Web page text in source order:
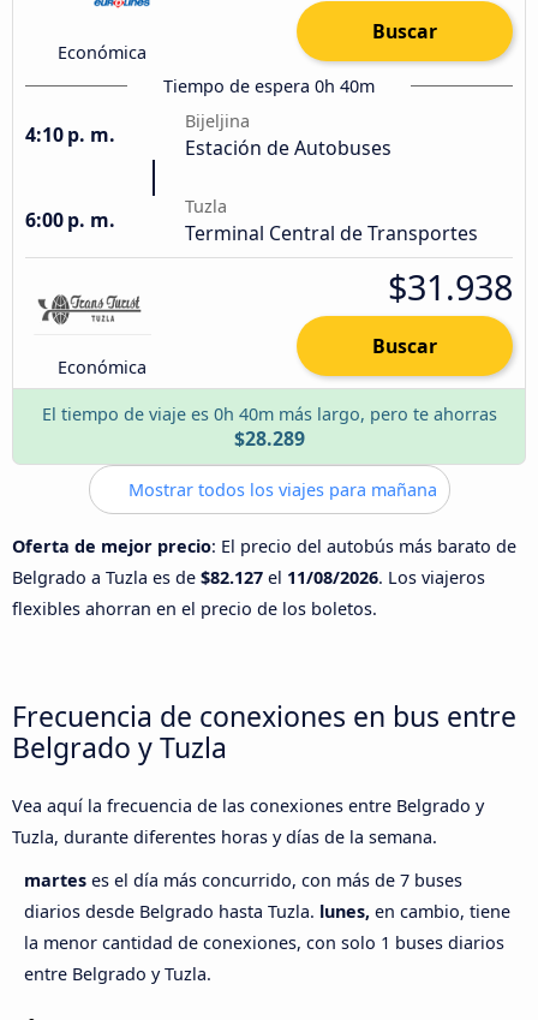
Económica
Buscar
Tiempo de espera 0h 40m
4:10 p. m.
Bijeljina
Estación de Autobuses
6:00 p. m.
Tuzla
Terminal Central de Transportes
Económica
$31.938
Buscar
El tiempo de viaje es 0h 40m más largo, pero te ahorras
$28.289
Mostrar todos los viajes para mañana
Oferta de mejor precio: El precio del autobús más barato de
Belgrado a Tuzla es de $82.127 el 11/08/2026. Los viajeros
flexibles ahorran en el precio de los boletos.
Frecuencia de conexiones en bus entre
Belgrado y Tuzla
Vea aquí la frecuencia de las conexiones entre Belgrado y
Tuzla, durante diferentes horas y días de la semana.
martes es el día más concurrido, con más de 7 buses
diarios desde Belgrado hasta Tuzla. lunes, en cambio, tiene
la menor cantidad de conexiones, con solo 1 buses diarios
entre Belgrado y Tuzla.